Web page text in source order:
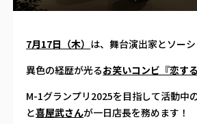
7月17日（木） は、舞台演出家とソーシ
異色の経歴が光るお笑いコンビ『恋す
M-1グランプリ2025を目指して活動中の
と喜屋武さんが一日店長を務めます！